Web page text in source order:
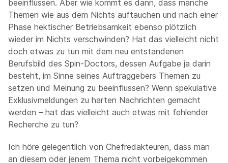
beeinflussen. Aber wie kommt es dann, dass manche
Themen wie aus dem Nichts auftauchen und nach einer
Phase hektischer Betriebsamkeit ebenso plötzlich
wieder im Nichts verschwinden? Hat das vielleicht nicht
doch etwas zu tun mit dem neu entstandenen
Berufsbild des Spin-Doctors, dessen Aufgabe ja darin
besteht, im Sinne seines Auftraggebers Themen zu
setzen und Meinung zu beeinflussen? Wenn spekulative
Exklusivmeldungen zu harten Nachrichten gemacht
werden – hat das vielleicht auch etwas mit fehlender
Recherche zu tun?
Ich höre gelegentlich von Chefredakteuren, dass man
an diesem oder jenem Thema nicht vorbeigekommen